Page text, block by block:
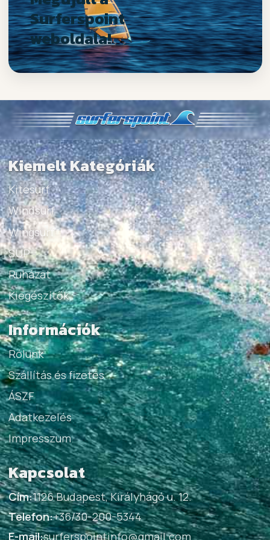
Surferspoint
weboldala!
Kiemelt Kategóriák
Kitesurf
Windsurf
Wingsurf
SUP
Ruházat
Kiegészítők
Információk
Rólunk
Szállítás és fizetés
ÁSZF
Adatkezelés
Impresszum
Kapcsolat
Cím:1126 Budapest, Királyhágó u. 12.
Telefon:+36/30-200-5344
E-mail:surferspointinfo@gmail.com